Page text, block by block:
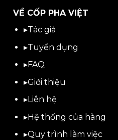
VỀ CỐP PHA VIỆT
▸Tác giả
▸Tuyển dụng
▸FAQ
▸Giới thiệu
▸Liên hệ
▸Hệ thống của hàng
▸Quy trình làm việc